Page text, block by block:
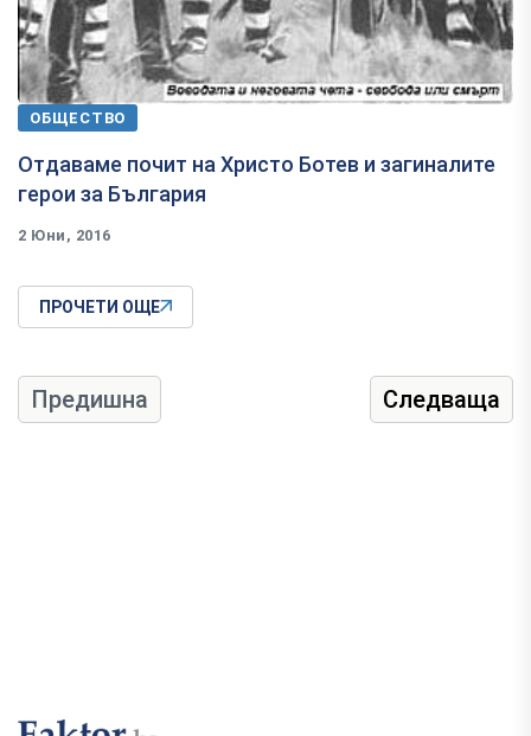
ОБЩЕСТВО
Отдаваме почит на Христо Ботев и загиналите
герои за България
2 Юни, 2016
ПРОЧЕТИ ОЩЕ
Предишна Следваща